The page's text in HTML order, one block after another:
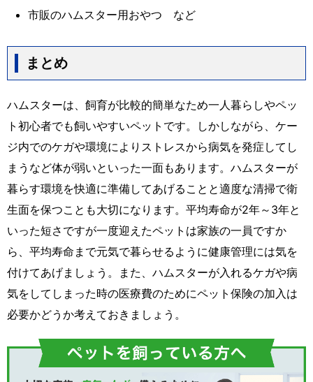
市販のハムスター用おやつ など
まとめ
ハムスターは、 飼育が比較的簡単なため一人暮らしやペッ
ト初心者でも飼いやすいペットです。しかしながら、ケー
ジ内でのケガや環境によりストレスから病気を発症してし
まうなど体が弱いといった一面もあります。ハムスターが
暮らす環境を快適に準備してあげることと適度な清掃で衛
生面を保つことも大切になります。平均寿命が2年～3年と
いった短さですが一度迎えたペットは家族の一員ですか
ら、平均寿命まで元気で暮らせるように健康管理には気を
付けてあげましょう。また、ハムスターが入れるケガや病
気をしてしまった時の医療費のためにペット保険の加入は
必要かどうか考えておきましょう。